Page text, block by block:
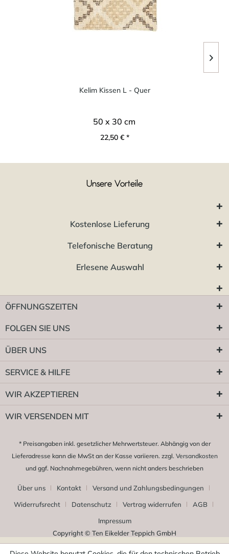
Kelim Kissen L - Quer
50 x 30 cm
22,50 € *
Unsere Vorteile
Kostenlose Lieferung
Telefonische Beratung
Erlesene Auswahl
ÖFFNUNGSZEITEN
FOLGEN SIE UNS
ÜBER UNS
SERVICE & HILFE
WIR AKZEPTIEREN
WIR VERSENDEN MIT
* Preisangaben inkl. gesetzlicher Mehrwertsteuer. Abhängig von der
Lieferadresse kann die MwSt an der Kasse variieren. zzgl. Versandkosten
und ggf. Nachnahmegebühren, wenn nicht anders beschrieben
Über uns Kontakt
Versand und Zahlungsbedingungen
Widerrufsrecht
Datenschutz Vertrag widerrufen
AGB
Impressum
Copyright © Ten Eikelder Teppich GmbH